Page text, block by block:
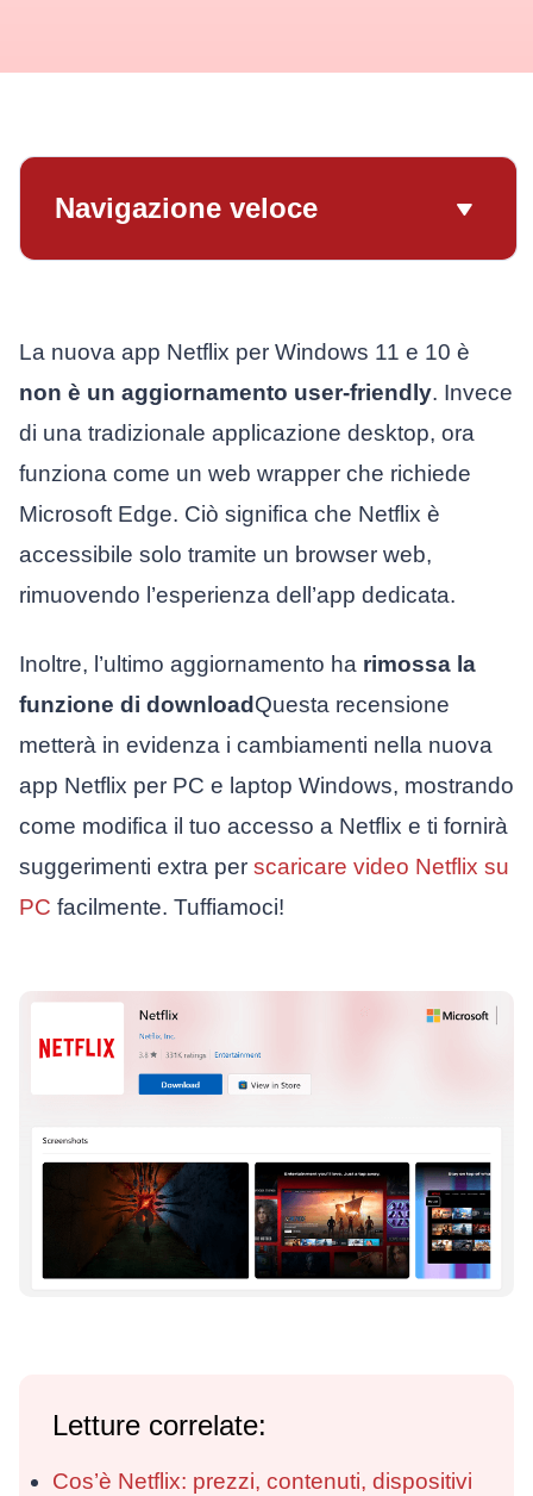
Navigazione veloce
La nuova app Netflix per Windows 11 e 10 è
non è un aggiornamento user-friendly. Invece
di una tradizionale applicazione desktop, ora
funziona come un web wrapper che richiede
Microsoft Edge. Ciò significa che Netflix è
accessibile solo tramite un browser web,
rimuovendo l’esperienza dell’app dedicata.
Inoltre, l’ultimo aggiornamento ha rimossa la
funzione di download Questa recensione
metterà in evidenza i cambiamenti nella nuova
app Netflix per PC e laptop Windows, mostrando
come modifica il tuo accesso a Netflix e ti fornirà
suggerimenti extra per scaricare video Netflix su
PC facilmente. Tuffiamoci!
Letture correlate:
Cos’è Netflix: prezzi, contenuti, dispositivi